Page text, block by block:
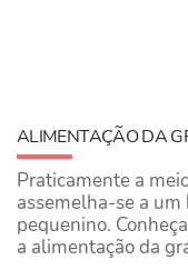
ALIMENTAÇÃO DA
Praticamente a
assemelha-se a
pequenino.
a alimentação da